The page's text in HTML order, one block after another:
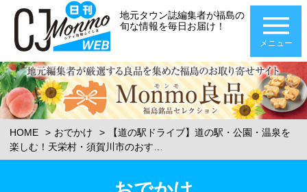
地元タウン誌編集者が福島の
旬な情報を毎日お届け！
メニュー
HOME おでかけ
【道の駅ドライブ】道の駅・公園・温泉を
楽しむ！天栄村・須賀川市のおす…